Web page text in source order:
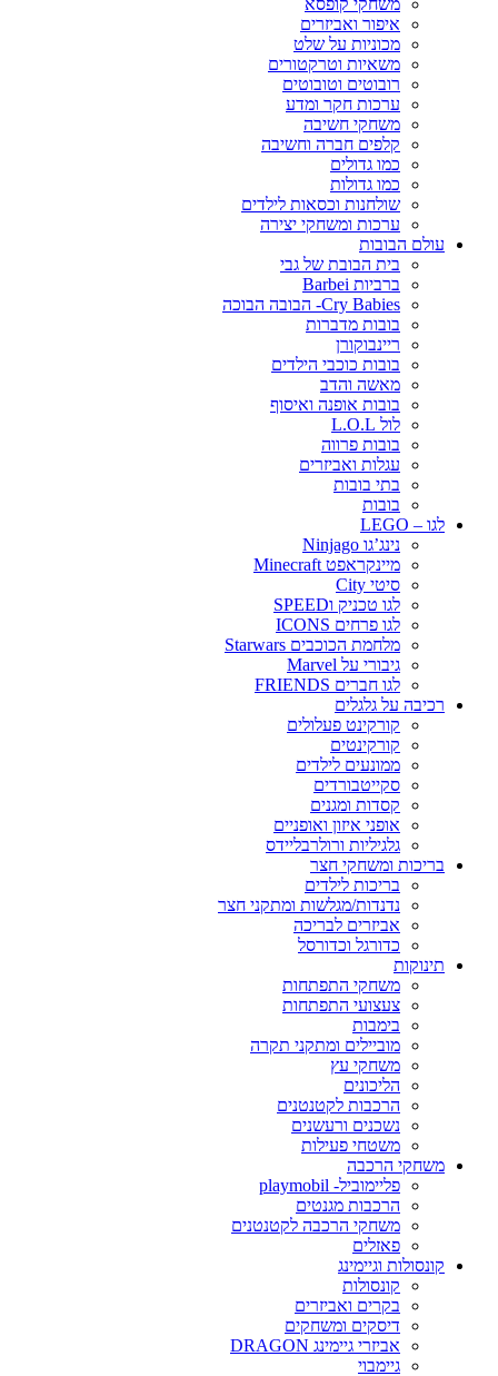
משחקי קופסא
איפור ואביזרים
מכוניות על שלט
משאיות וטרקטורים
רובוטים וטובוטים
ערכות חקר ומדע
משחקי חשיבה
קלפים חברה וחשיבה
כמו גדולים
כמו גדולות
שולחנות וכסאות לילדים
ערכות ומשחקי יצירה
עולם הבובות
בית הבובת של גבי
ברביות Barbei
Cry Babies- הבובה הבוכה
בובות מדברות
ריינבוקורן
בובות כוכבי הילדים
מאשה והדב
בובות אופנה ואיסוף
לול L.O.L
בובות פרווה
עגלות ואביזרים
בתי בובות
בובות
לגו – LEGO
נינג’גו Ninjago
מיינקראפט Minecraft
סיטי City
לגו טכניק וSPEED
לגו פרחים ICONS
מלחמת הכוכבים Starwars
גיבורי על Marvel
לגו חברים FRIENDS
רכיבה על גלגלים
קורקינט פעלולים
קורקינטים
ממונעים לילדים
סקייטבורדים
קסדות ומגנים
אופני איזון ואופניים
גלגיליות ורולרבליידס
בריכות ומשחקי חצר
בריכות לילדים
נדנדות/מגלשות ומתקני חצר
אביזרים לבריכה
כדורגל וכדורסל
תינוקות
משחקי התפתחות
צעצועי התפתחות
בימבות
מוביילים ומתקני תקרה
משחקי עץ
הליכונים
הרכבות לקטנטנים
נשכנים ורעשנים
משטחי פעילות
משחקי הרכבה
פליימוביל- playmobil
הרכבות מגנטים
משחקי הרכבה לקטנטנים
פאזלים
קונסולות וגיימינג
קונסולות
בקרים ואביזרים
דיסקים ומשחקים
אביזרי גיימינג DRAGON
גיימבוי